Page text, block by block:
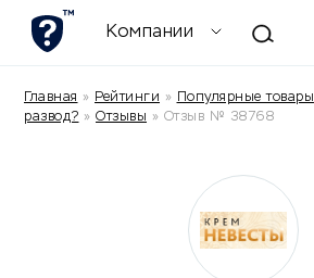
Компании
Главная » Рейтинги » Популярные товары
развод? » Отзывы » Отзыв № 38768